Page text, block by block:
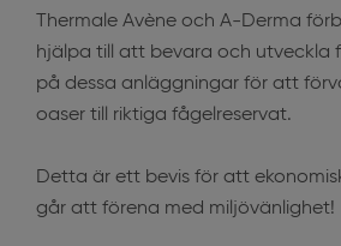
Thermale Avène och A-Derma
hjälpa till att bevara och utveckla
på dessa anläggningar för att
oaser till riktiga fågelreservat.
Detta är ett bevis för att
går att förena med miljövänlighet!